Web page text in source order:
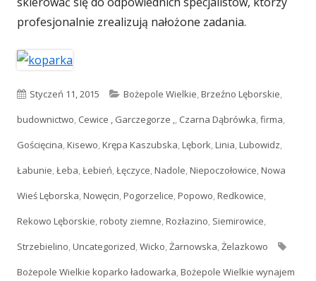
profesjonalnie zrealizują nałożone zadania.
Opublikowano
Styczeń 11, 2015 Kategorie
Bożepole Wielkie,Brzeźno Lęborskie,
budownictwo, Cewice , Garczegorze ,, Czarna Dąbrówka,firma,
Gościęcina,Kisewo,Krępa Kaszubska,Lębork,Linia,Lubowidz,
Łabunie,Łeba,Łebień,Łęczyce,Nadole,Niepoczołowice,Nowa
Wieś Lęborska,Nowęcin,Pogorzelice,Popowo,Redkowice,
Rekowo Lęborskie,roboty ziemne,Rozłazino, Siemirowice,
Strzebielino,Uncategorized,Wicko,Żarnowska,Żelazkowo
Bożepole Wielkie koparko ładowarka,Bożepole Wielkie wynajem